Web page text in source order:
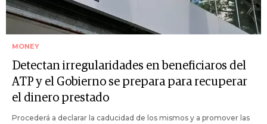
MONEY
Detectan irregularidades en beneficiaros del
ATP y el Gobierno se prepara para recuperar
el dinero prestado
Procederá a declarar la caducidad de los mismos y a promover las